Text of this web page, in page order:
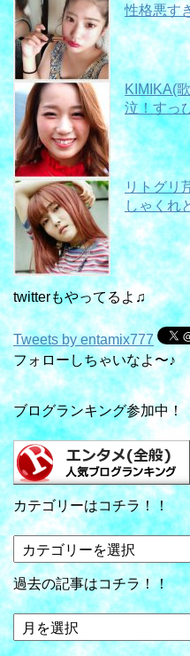
性格悪す
KIMIKA(
泣！すっ
リトグリ
しゃくれ
twitterもやってるよ♫
Tweets by entamix777
フォローしちゃいなよ〜♪
ブログランキング参加中！
カテゴリーはコチラ！！
テ
ゴ
リ
ー
は
過去の記事はコチラ！！
過
去